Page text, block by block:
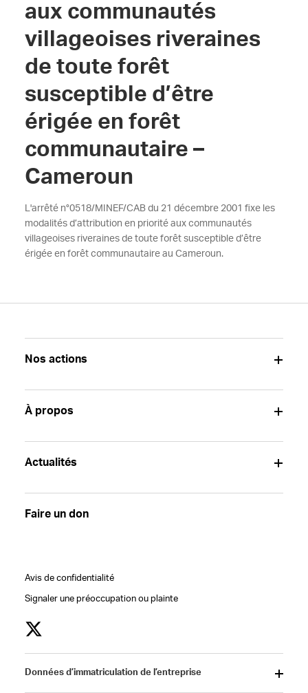
aux communautés
villageoises riveraines
de toute forêt
susceptible d’être
érigée en forêt
communautaire –
Cameroun
L'arrêté n°0518/MINEF/CAB du 21 décembre 2001 fixe les
modalités d’attribution en priorité aux communautés
villageoises riveraines de toute forêt susceptible d’être
érigée en forêt communautaire au Cameroun.
Nos actions
À propos
Actualités
Faire un don
Avis de confidentialité
Signaler une préoccupation ou plainte
Données d’immatriculation de l’entreprise